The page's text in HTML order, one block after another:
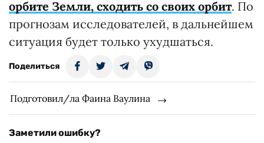
орбите Земли, сходить со своих орбит. По
прогнозам исследователей, в дальнейшем
ситуация будет только ухудшаться.
Поделиться
Подготовил/ла Фаина Ваулина
Заметили ошибку?